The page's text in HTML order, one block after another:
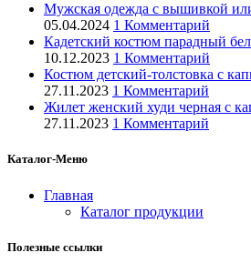
Мужская одежда с вышивкой
05.04.2024 1 Комментарий
Кадетский костюм парадный
10.12.2023 1 Комментарий
Костюм детский-толстовка с
27.11.2023 1 Комментарий
Жилет женский худи черная с
27.11.2023 1 Комментарий
Каталог-Меню
Главная
Каталог продукции
Полезные ссылки